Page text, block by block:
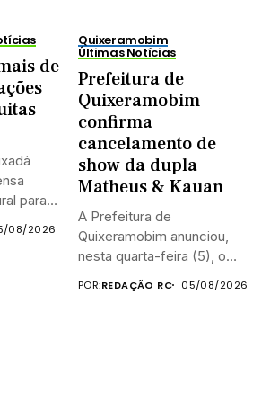
de
para
08/2026
Quixeramobim
Últimas Notícias
Prefeitura de
Quixeramobim
confirma
cancelamento de
show da dupla
Matheus & Kauan
A Prefeitura de
Quixeramobim anunciou,
nesta quarta-feira (5), o
POR:REDAÇÃO RC 05/08/2026